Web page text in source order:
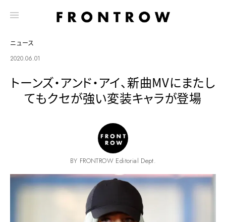
ニュース
2020.06.01
トーンズ・アンド・アイ、新曲MVにまたし
てもクセが強い変装キャラが登場
BY FRONTROW Editorial Dept.